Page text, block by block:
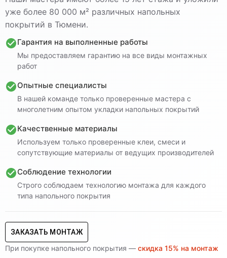
уже более 80 000 м² различных напольных
покрытий в Тюмени.
Гарантия на выполненные работы
Мы предоставляем гарантию на все виды монтажных
работ
Опытные специалисты
В нашей команде только проверенные мастера с
многолетним опытом укладки напольных покрытий
Качественные материалы
Используем только проверенные клеи, смеси и
сопутствующие материалы от ведущих производителей
Соблюдение технологии
Строго соблюдаем технологию монтажа для каждого
типа напольного покрытия
ЗАКАЗАТЬ МОНТАЖ
При покупке напольного покрытия — скидка 15% на монтаж